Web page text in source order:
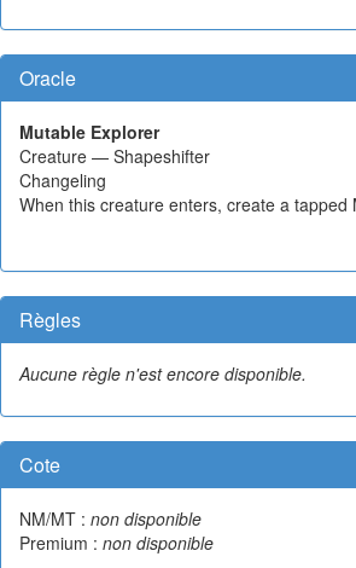
Oracle
Mutable Explorer
Creature — Shapeshifter
Changeling
When this creature enters, create a tapped
Règles
Aucune règle n'est encore disponible.
Cote
NM/MT : non disponible
Premium : non disponible